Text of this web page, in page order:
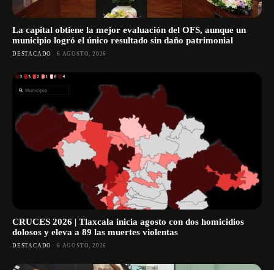
La capital obtiene la mejor evaluación del OFS, aunque un
municipio logró el único resultado sin daño patrimonial
DESTACADO 6 AGOSTO, 2026
CRUCES 2026 | Tlaxcala inicia agosto con dos homicidios
dolosos y eleva a 89 las muertes violentas
DESTACADO 6 AGOSTO, 2026